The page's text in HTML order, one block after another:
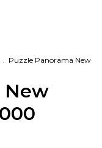
. Puzzle Panorama New
New